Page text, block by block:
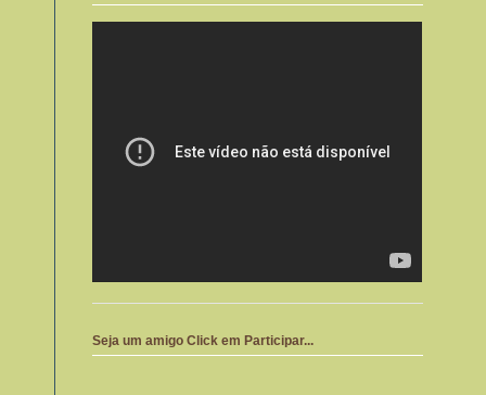
Seja um amigo Click em Participar...